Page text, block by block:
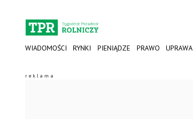
WIADOMOŚCI RYNKI PIENIĄDZE PRAWO UPRAWA